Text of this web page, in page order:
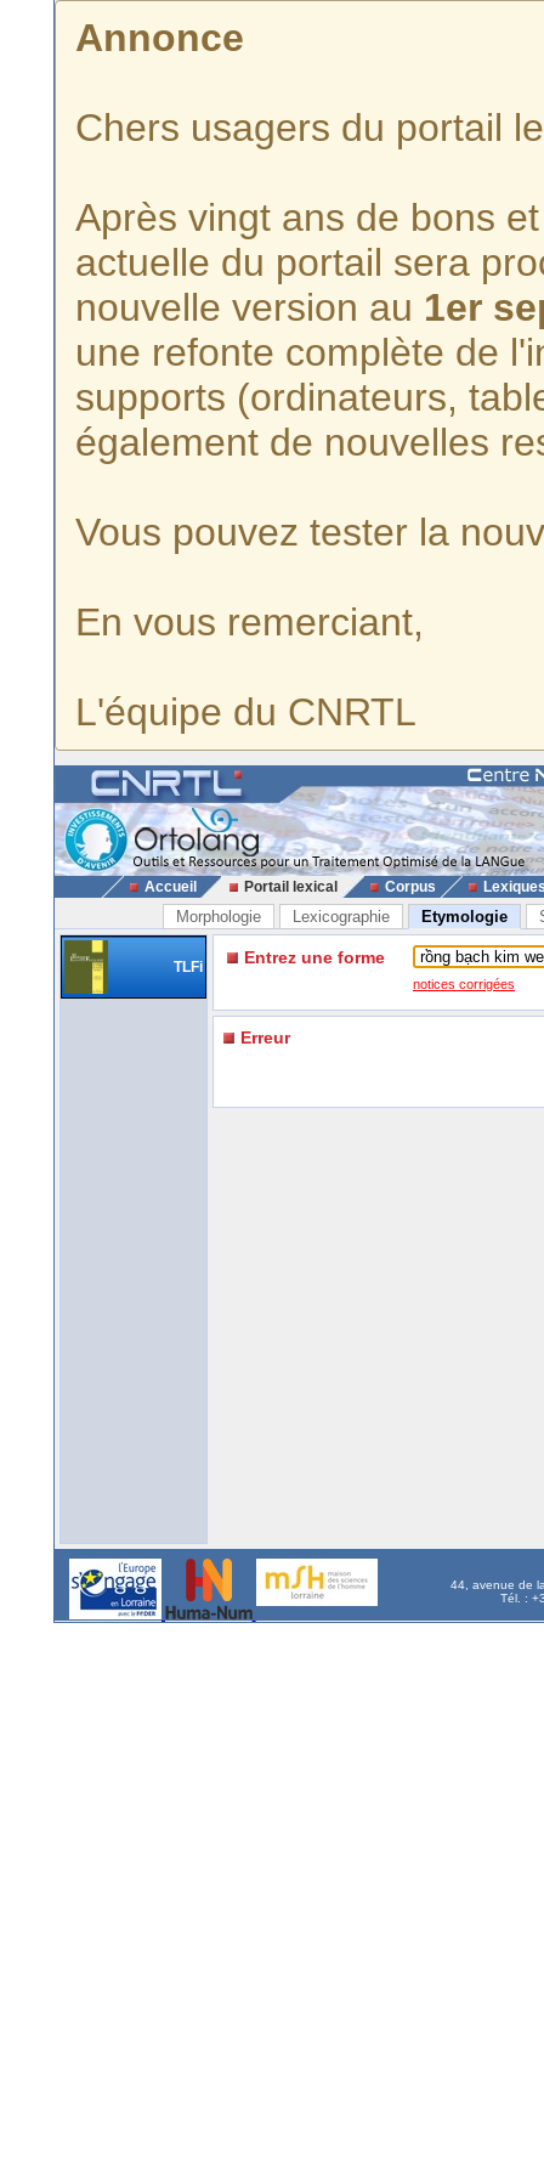
Annonce
Chers usagers du portail
Après vingt ans de bons
actuelle du portail sera
nouvelle version au 1er
une refonte complète de
supports (ordinateurs,
également de nouvelles
Vous pouvez tester la
En vous remerciant,
L'équipe du CNRTL
Accueil Portail lexical Corpus
Morphologie Lexicographie Etymologie
TLFi Entrez une forme
notices corrigées
Erreur
44, avenue de
Tél. :